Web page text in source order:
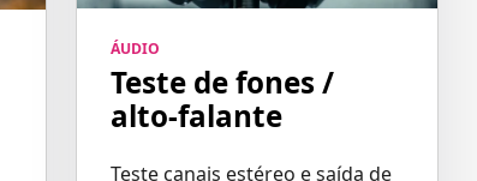
ÁUDIO
Teste de fones /
alto-falante
Teste canais estéreo e saída de